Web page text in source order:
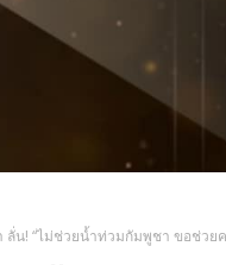
น! “ไม่ช่วยน้ำท่วมกัมพูชา ขอช่วย